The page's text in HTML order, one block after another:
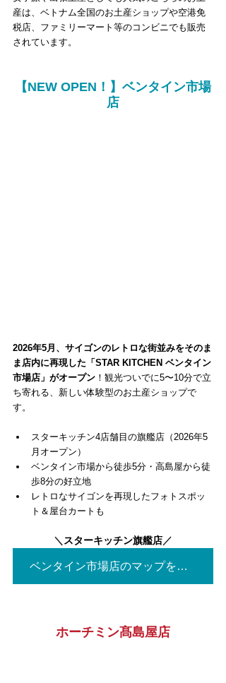
産は、ベトナム全国のお土産ショップや空港免
税店、ファミリーマート等のコンビニでも販売
されています。
【NEW OPEN！】ベンタイン市場
店
2026年5月、サイゴンのレトロな街並みをそのま
ま店内に再現した「STAR KITCHEN ベンタイン
市場店」がオープン ！観光ついでに5〜10分で立
ち寄れる、新しい体験型のお土産ショップで
す。
スターキッチン4店舗目の旗艦店（2026年5
月オープン）
ベンタイン市場から徒歩5分・高島屋から徒
歩8分の好立地
レトロなサイゴンを再現したフォトスポッ
ト＆屋台カートも
＼ スターキッチン旗艦店／
ベンタイン市場店のマップを見る▶
ホーチミン髙島屋店